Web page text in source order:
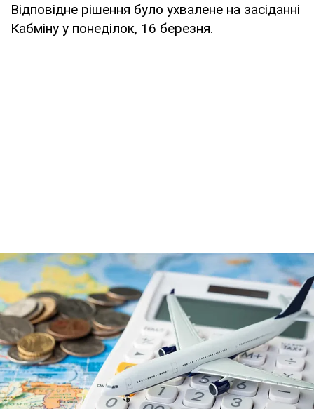
Відповідне рішення було ухвалене на засіданні
Кабміну у понеділок, 16 березня.